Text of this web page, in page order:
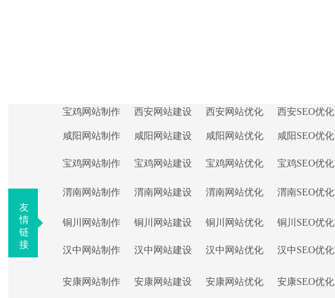
宝鸡网站制作 西安网站建设 西安网站优化 西安SEO优化
咸阳网站制作 咸阳网站建设 咸阳网站优化 咸阳SEO优化
宝鸡网站制作 宝鸡网站建设 宝鸡网站优化 宝鸡SEO优化
渭南网站制作 渭南网站建设 渭南网站优化 渭南SEO优化
铜川网站制作 铜川网站建设 铜川网站优化 铜川SEO优化
汉中网站制作 汉中网站建设 汉中网站优化 汉中SEO优化
安康网站制作 安康网站建设 安康网站优化 安康SEO优化
友
情
链
接